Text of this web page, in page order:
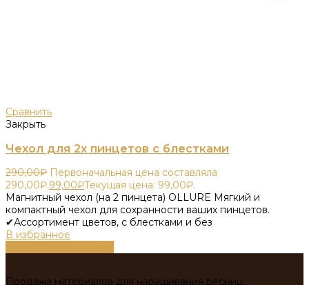
Сравнить
Закрыть
Чехол для 2х пинцетов с блестками
290,00₽ Первоначальная цена составляла
290,00₽.99,00₽Текущая цена: 99,00₽.
Магнитный чехол (на 2 пинцета) OLLURE Мягкий и
компактный чехол для сохранности ваших пинцетов.
✔Ассортимент цветов, с блестками и без
В избранное
Продажа материалов для наращивания ресниц